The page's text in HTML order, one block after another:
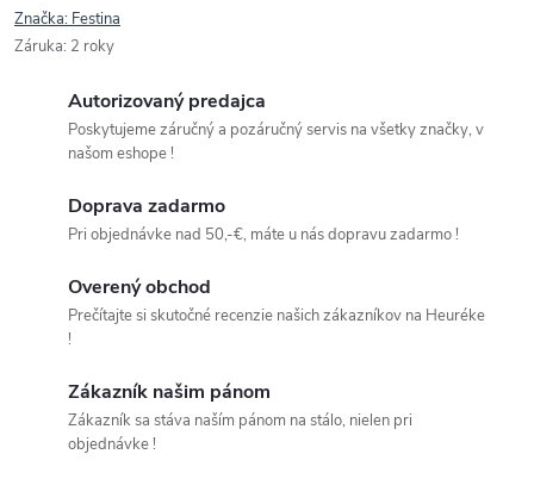
Značka: Festina
Záruka: 2 roky
Autorizovaný predajca
Poskytujeme záručný a pozáručný servis na všetky značky, v
našom eshope !
Doprava zadarmo
Pri objednávke nad 50,-€, máte u nás dopravu zadarmo !
Overený obchod
Prečítajte si skutočné recenzie našich zákazníkov na Heuréke
!
Zákazník našim pánom
Zákazník sa stáva naším pánom na stálo, nielen pri
objednávke !